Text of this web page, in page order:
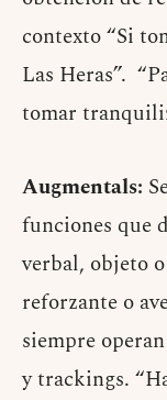
contexto “Si
Las Heras”.
tomar
Augmentals:
funciones que
verbal, objeto
reforzante o
siempre
y trackings.